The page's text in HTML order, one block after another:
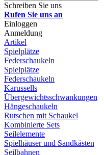
Schreiben Sie uns
Rufen Sie uns an
Einloggen
Anmeldung
Artikel
Spielplätze
Federschaukeln
Spielplätze
Federschaukeln
Karussells
Übergewichtsschwankungen
Hängeschaukeln
Rutschen mit Schaukel
Kombinierte Sets
Seilelemente
Spielhäuser und Sandkästen
Seilbahnen